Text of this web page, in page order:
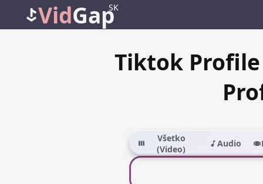
VidGapSK
Tiktok
Všetko
(Video)
Audio